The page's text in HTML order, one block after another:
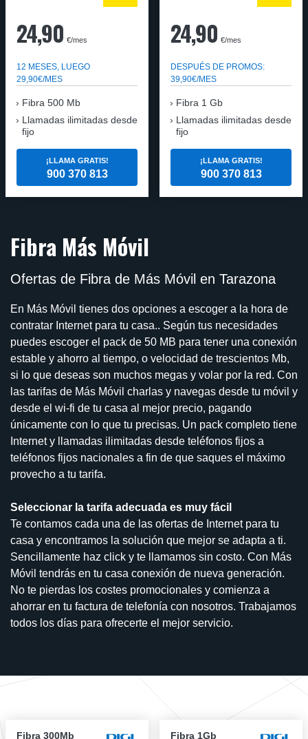
24,90 €/mes
12 MESES, LUEGO
29,90€/MES
Fibra 500 Mb
Llamadas ilimitadas desde
fijo
¡LLAMA GRATIS!
900 370 813
24,90 €/mes
DESPUÉS DE PROMOS:
39,90€/MES
Fibra 1 Gb
Llamadas ilimitadas desde
fijo
¡LLAMA GRATIS!
900 370 813
Fibra Más Móvil
Ofertas de Fibra de Más Móvil en Tarazona
En Más Móvil tienes dos opciones a escoger a la hora de
contratar Internet para tu casa.. Según tus necesidades
puedes escoger el pack de 50 MB para tener una conexión
estable y ahorro al tiempo, o velocidad de trescientos Mb,
si lo que deseas son muchos megas y volar por la red. Con
las tarifas de Más Móvil charlas y navegas desde tu móvil y
desde el wi-fi de tu casa al mejor precio, pagando
únicamente con lo que tu precisas. Un pack completo tiene
Internet y llamadas ilimitadas desde teléfonos fijos a
teléfonos fijos nacionales a fin de que saques el máximo
provecho a tu tarifa.
Seleccionar la tarifa adecuada es muy fácil
Te contamos cada una de las ofertas de Internet para tu
casa y encontramos la solución que mejor se adapta a ti.
Sencillamente haz click y te llamamos sin costo. Con Más
Móvil tendrás en tu casa conexión de nueva generación.
No te pierdas los costes promocionales y comienza a
ahorrar en tu factura de telefonía con nosotros. Trabajamos
todos los días para ofrecerte el mejor servicio.
Fibra 300Mb Fibra 1Gb